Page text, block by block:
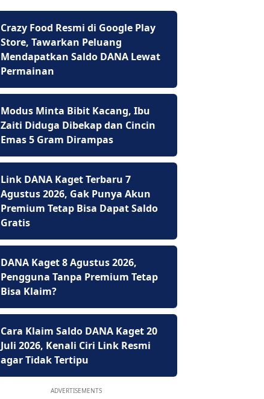
Crazy Food Resmi di Google Play
Store, Tawarkan Peluang
Mendapatkan Saldo DANA Lewat
Permainan
Modus Minta Bibit Kacang, Ibu
Zaiti Diduga Dibekap dan Cincin
Emas 5 Gram Dirampas
Link DANA Kaget Terbaru 7
Agustus 2026, Gak Punya Akun
Premium Tetap Bisa Dapat Saldo
Gratis
DANA Kaget 8 Agustus 2026,
Pengguna Tanpa Premium Tetap
Bisa Klaim?
Cara Klaim Saldo DANA Kaget 20
Juli 2026, Kenali Ciri Link Resmi
agar Tidak Tertipu
ADVERTISEMENTS